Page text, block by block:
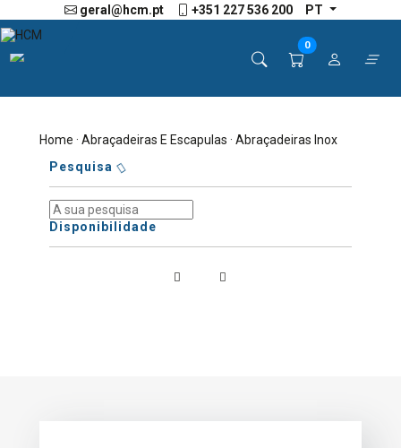
geral@hcm.pt +351 227 536 200 PT
0
Home ·Abraçadeiras E Escapulas · Abraçadeiras Inox
Pesquisa
Disponibilidade